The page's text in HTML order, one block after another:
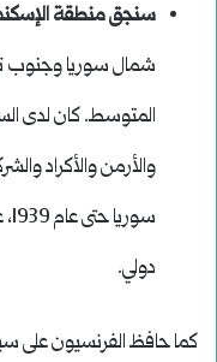
سنجق منطقة الإسكندرونة
شمال سوريا وجنوب
المتوسط. كان لدى
والأرمن والأكراد
دولي.
كما حافظ الفرنسيون على